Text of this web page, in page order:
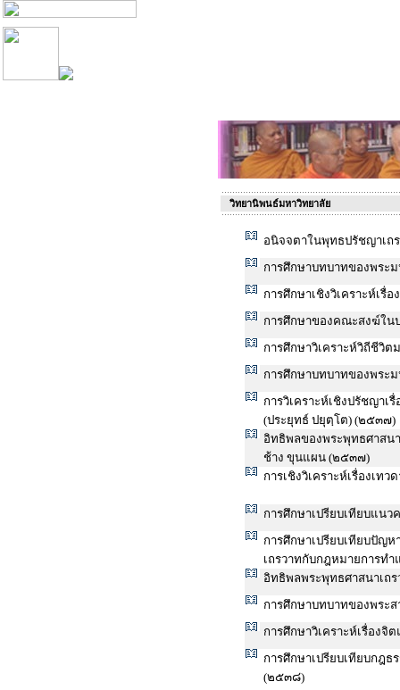
วิทยานิพนธ์มหาวิทยาลัย
อนิจจตาในพุทธปรัชญาเถ
การศึกษาบทบาทของพระ
การศึกษาเชิงวิเคราะห์เรื่
การศึกษาของคณะสงฆ์ใน
การศึกษาวิเคราะห์วิถีชีวิ
การศึกษาบทบาทของพระ
การวิเคราะห์เชิงปรัชญาเ
(ประยุทธ์ ปยุตฺโต) (๒๕๓๗)
อิทธิพลของพระพุทธศาสน
ช้าง ขุนแผน (๒๕๓๗)
การเชิงวิเคราะห์เรื่องเท
การศึกษาเปรียบเทียบแน
การศึกษาเปรียบเทียบปัญ
เถรวาทกับกฎหมายการท
อิทธิพลพระพุทธศาสนาเถ
การศึกษาบทบาทของพระ
การศึกษาวิเคราะห์เรื่อง
การศึกษาเปรียบเทียบกฎ
(๒๕๓๘)